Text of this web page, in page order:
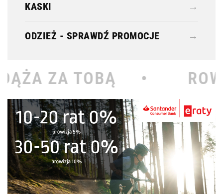
KASKI →
ODZIEŻ - SPRAWDŹ PROMOCJE →
• ROWEROWY